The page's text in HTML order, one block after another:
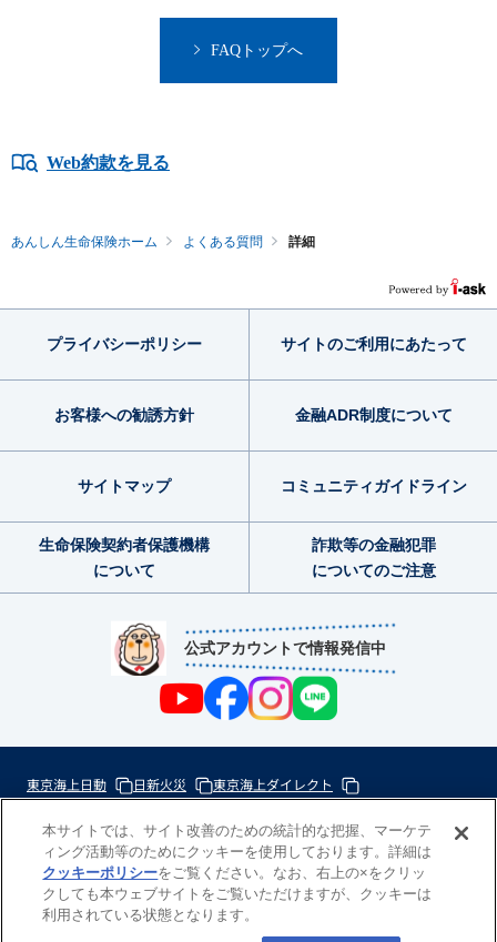
FAQトップへ
Web約款を見る
あんしん生命保険ホーム よくある質問 詳細
公式アカウントで情報発信中
プライバシーポリシー サイトのご利用にあたって
お客様への勧誘方針 金融ADR制度について
サイトマップ コミュニティガイドライン
生命保険契約者保護機構
について
詐欺等の金融犯罪
についてのご注意
東京海上日動 日新火災
東京海上ダイレクト
東京海上ミレア少額短期
次
の
一
東
本サイトでは、サイト改善のための統計的な把握、マーケテ
ィング活動等のためにクッキーを使用しております。詳細は
クッキーポリシーをご覧ください。なお、右上の×をクリッ
クしても本ウェブサイトをご覧いただけますが、クッキーは
利用されている状態となります。